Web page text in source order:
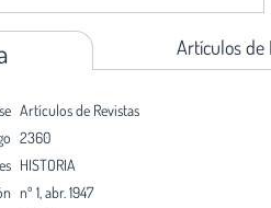
Artículos de
Artículos de Revistas
2360
HISTORIA
nº 1, abr. 1947